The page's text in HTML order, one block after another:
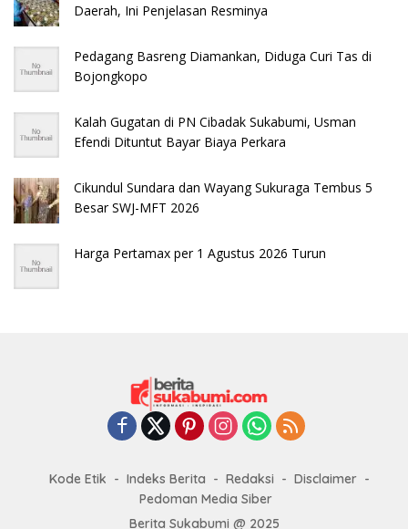
Daerah, Ini Penjelasan Resminya
Pedagang Basreng Diamankan, Diduga Curi Tas di
Bojongkopo
Kalah Gugatan di PN Cibadak Sukabumi, Usman
Efendi Dituntut Bayar Biaya Perkara
Cikundul Sundara dan Wayang Sukuraga Tembus 5
Besar SWJ-MFT 2026
Harga Pertamax per 1 Agustus 2026 Turun
Kode Etik Indeks Berita Redaksi
Disclaimer
Pedoman Media Siber
Berita Sukabumi @ 2025